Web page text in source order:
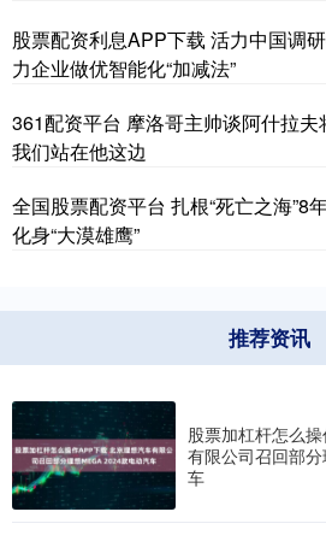
股票配资利息APP下载 活力中国调
力企业做优智能化“加减法”
361配资平台 摩洛哥主帅谈阿什拉夫
我们站在他这边
全国股票配资平台 扎根“死亡之海”8
化身“大漠雄鹰”
推荐资讯
股票加杠杆怎么
有限公司召回部
车